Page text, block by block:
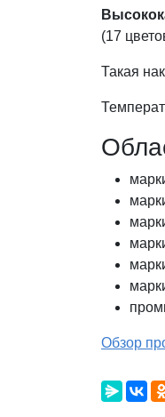
(17
Такая
Обзор